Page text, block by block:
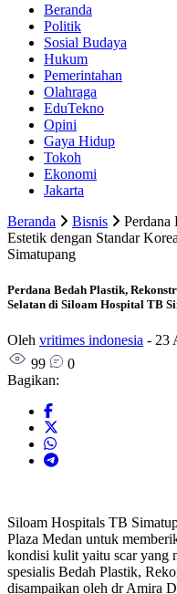
Beranda
Politik
Sosial Budaya
Hukum
Pemerintahan
Olahraga
EduTekno
Opini
Gaya Hidup
Tokoh
Ekonomi
Jakarta
Beranda
Bisnis
Perdana
Estetik dengan Standar
Simatupang
Perdana Bedah Plastik,
Selatan di Siloam Hospital TB
Oleh vritimes indonesia - 23
99
0
Bagikan:
Siloam Hospitals TB
Plaza Medan untuk
kondisi kulit yaitu scar yang
spesialis Bedah Plastik,
disampaikan oleh dr Amira